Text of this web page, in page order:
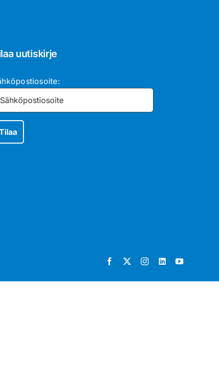
uutiskirje